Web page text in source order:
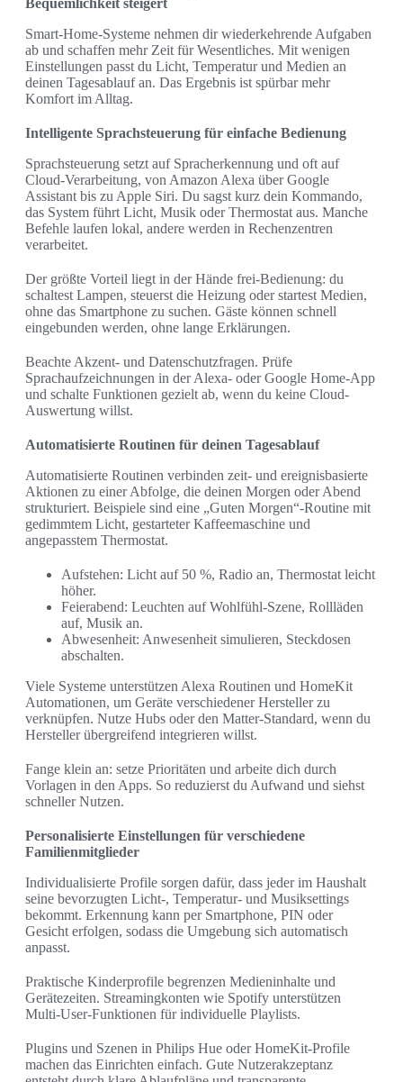
Bequemlichkeit steigert
Smart-Home-Systeme nehmen dir wiederkehrende Aufgaben
ab und schaffen mehr Zeit für Wesentliches. Mit wenigen
Einstellungen passt du Licht, Temperatur und Medien an
deinen Tagesablauf an. Das Ergebnis ist spürbar mehr
Komfort im Alltag.
Intelligente Sprachsteuerung für einfache Bedienung
Sprachsteuerung setzt auf Spracherkennung und oft auf
Cloud-Verarbeitung, von Amazon Alexa über Google
Assistant bis zu Apple Siri. Du sagst kurz dein Kommando,
das System führt Licht, Musik oder Thermostat aus. Manche
Befehle laufen lokal, andere werden in Rechenzentren
verarbeitet.
Der größte Vorteil liegt in der Hände frei-Bedienung: du
schaltest Lampen, steuerst die Heizung oder startest Medien,
ohne das Smartphone zu suchen. Gäste können schnell
eingebunden werden, ohne lange Erklärungen.
Beachte Akzent- und Datenschutzfragen. Prüfe
Sprachaufzeichnungen in der Alexa- oder Google Home-App
und schalte Funktionen gezielt ab, wenn du keine Cloud-
Auswertung willst.
Automatisierte Routinen für deinen Tagesablauf
Automatisierte Routinen verbinden zeit- und ereignisbasierte
Aktionen zu einer Abfolge, die deinen Morgen oder Abend
strukturiert. Beispiele sind eine „Guten Morgen“-Routine mit
gedimmtem Licht, gestarteter Kaffeemaschine und
angepasstem Thermostat.
Aufstehen: Licht auf 50 %, Radio an, Thermostat leicht
höher.
Feierabend: Leuchten auf Wohlfühl-Szene, Rollläden
auf, Musik an.
Abwesenheit: Anwesenheit simulieren, Steckdosen
abschalten.
Viele Systeme unterstützen Alexa Routinen und HomeKit
Automationen, um Geräte verschiedener Hersteller zu
verknüpfen. Nutze Hubs oder den Matter-Standard, wenn du
Hersteller übergreifend integrieren willst.
Fange klein an: setze Prioritäten und arbeite dich durch
Vorlagen in den Apps. So reduzierst du Aufwand und siehst
schneller Nutzen.
Personalisierte Einstellungen für verschiedene
Familienmitglieder
Individualisierte Profile sorgen dafür, dass jeder im Haushalt
seine bevorzugten Licht-, Temperatur- und Musiksettings
bekommt. Erkennung kann per Smartphone, PIN oder
Gesicht erfolgen, sodass die Umgebung sich automatisch
anpasst.
Praktische Kinderprofile begrenzen Medieninhalte und
Gerätezeiten. Streamingkonten wie Spotify unterstützen
Multi-User-Funktionen für individuelle Playlists.
Plugins und Szenen in Philips Hue oder HomeKit-Profile
machen das Einrichten einfach. Gute Nutzerakzeptanz